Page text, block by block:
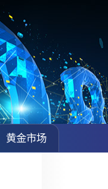
黄金市场